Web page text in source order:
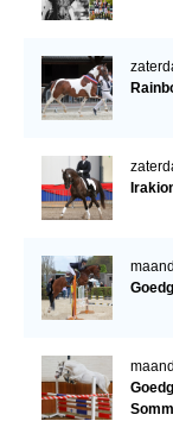
Word
KALENDER